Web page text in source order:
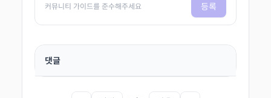
커뮤니티 가이드를 준수해주세요 등록
댓글